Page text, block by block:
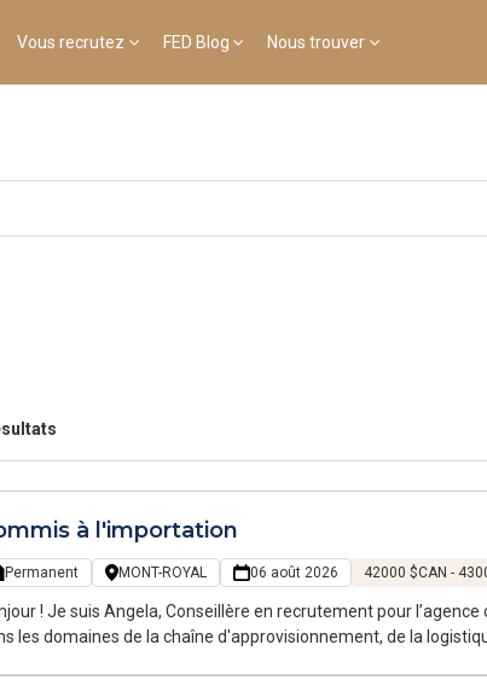
Vous recrutez FED Blog Nous trouver
à l'importation
Permanent MONT-ROYAL 06 août 2026 42000 $CAN -
! Je suis Angela, Conseillère en recrutement pour
les domaines de la chaîne d'approvisionnement, de la